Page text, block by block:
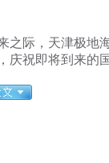
际，天津极地海
庆祝即将到来的